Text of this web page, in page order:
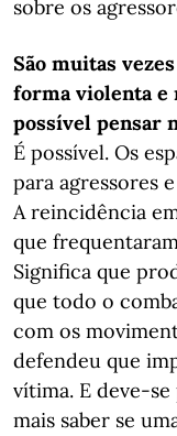
sobre os
São muitas
forma violenta e
possível pensar
É possível. Os
para agressores
A reincidência
que
Significa que
que todo o
com os
defendeu que
vítima. E deve-
mais saber se